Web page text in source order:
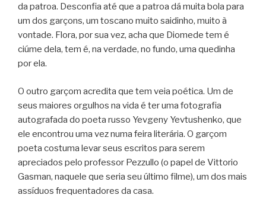
da patroa. Desconfia até que a patroa dá muita bola para
um dos garçons, um toscano muito saidinho, muito à
vontade. Flora, por sua vez, acha que Diomede tem é
ciúme dela, tem é, na verdade, no fundo, uma quedinha
por ela.
O outro garçom acredita que tem veia poética. Um de
seus maiores orgulhos na vida é ter uma fotografia
autografada do poeta russo Yevgeny Yevtushenko, que
ele encontrou uma vez numa feira literária. O garçom
poeta costuma levar seus escritos para serem
apreciados pelo professor Pezzullo (o papel de Vittorio
Gasman, naquele que seria seu último filme), um dos mais
assíduos frequentadores da casa.